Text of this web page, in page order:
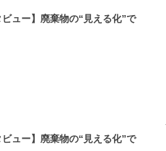
ュー】廃棄物の“見える化”で
ュー】廃棄物の“見える化”で